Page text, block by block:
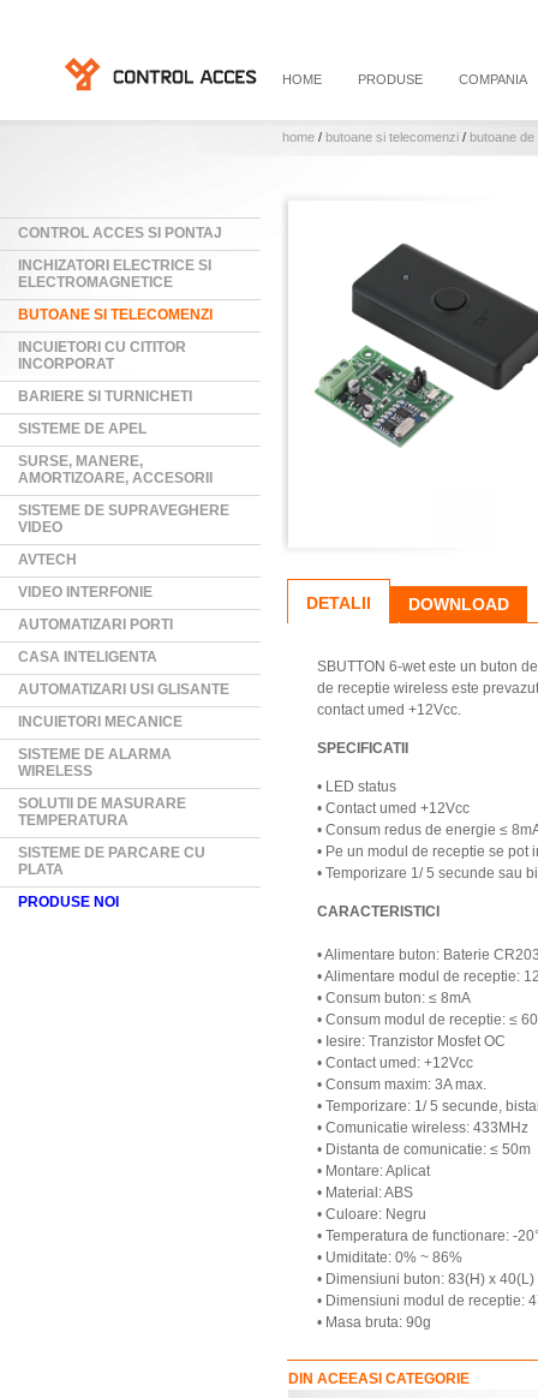
HOME PRODUSE COMPANIA
home / butoane si telecomenzi / butoane
CONTROL ACCES SI PONTAJ
INCHIZATORI ELECTRICE SI
ELECTROMAGNETICE
BUTOANE SI TELECOMENZI
INCUIETORI CU CITITOR
INCORPORAT
BARIERE SI TURNICHETI
SISTEME DE APEL
SURSE, MANERE,
AMORTIZOARE, ACCESORII
SISTEME DE SUPRAVEGHERE
VIDEO
AVTECH
VIDEO INTERFONIE
AUTOMATIZARI PORTI
CASA INTELIGENTA
AUTOMATIZARI USI GLISANTE
INCUIETORI MECANICE
SISTEME DE ALARMA
WIRELESS
SOLUTII DE MASURARE
TEMPERATURA
SISTEME DE PARCARE CU
PLATA
PRODUSE NOI
DETALII DOWNLOAD
SBUTTON 6-wet este un buton
de receptie wireless este
contact umed +12Vcc.
SPECIFICATII
• LED status
• Contact umed +12Vcc
• Consum redus de energie ≤
• Pe un modul de receptie se pot
• Temporizare 1/ 5 secunde sau
CARACTERISTICI
• Alimentare buton: Baterie
• Alimentare modul de receptie:
• Consum buton: ≤ 8mA
• Consum modul de receptie: ≤
• Iesire: Tranzistor Mosfet OC
• Contact umed: +12Vcc
• Consum maxim: 3A max.
• Temporizare: 1/ 5 secunde,
• Comunicatie wireless: 433MHz
• Distanta de comunicatie: ≤ 50m
• Montare: Aplicat
• Material: ABS
• Culoare: Negru
• Temperatura de functionare: -
• Umiditate: 0% ~ 86%
• Dimensiuni buton: 83(H) x 40(L)
• Dimensiuni modul de receptie:
• Masa bruta: 90g
DIN ACEEASI CATEGORIE